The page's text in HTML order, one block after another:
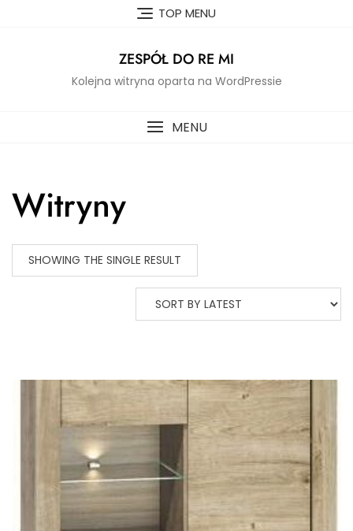
TOP MENU
ZESPÓŁ DO RE MI
Kolejna witryna oparta na WordPressie
MENU
Witryny
SHOWING THE SINGLE RESULT